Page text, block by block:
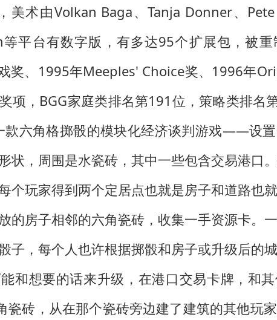
术由Volkan Baga、Tanja Donner、Pete
平台有数字版，有多达95个扩展包，被
奖、1995年Meeples' Choice奖、1996年
，BGG家庭类排名第191位，策略类排名
六角格掷骰的模块化经济谈判游戏——设
状，周围是水瓷砖，其中一些包含交易港口
个玩家得到两个定居点也就是房子和道路也
的房子相邻的六角瓷砖，收集一手资源卡。
子，每个人也许根据掷骰和房子或升级后的
和想要的话来升级，在港口交易卡牌，和
砖，从在那个瓷砖旁边建了建筑的其他玩家